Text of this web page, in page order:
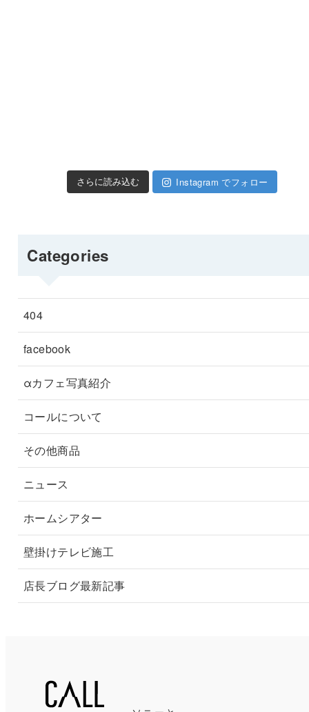
さらに読み込む Instagram でフォロー
Categories
404
facebook
αカフェ写真紹介
コールについて
その他商品
ニュース
ホームシアター
壁掛けテレビ施工
店長ブログ最新記事